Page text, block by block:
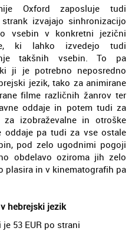
Oxford zaposluje tudi
izvajajo sinhronizacijo
vsebin v konkretni jezični
ki lahko izvedejo tudi
takšnih vsebin. To pa
ji je potrebno neposredno
jezik, tako za animirane
filme različnih žanrov ter
oddaje in potem tudi za
za izobraževalne in otroške
oddaje pa tudi za vse ostale
pod zelo ugodnimi pogoji
obdelavo oziroma jih zelo
plasira in v kinematografih pa
hebrejski jezik
53 EUR po strani